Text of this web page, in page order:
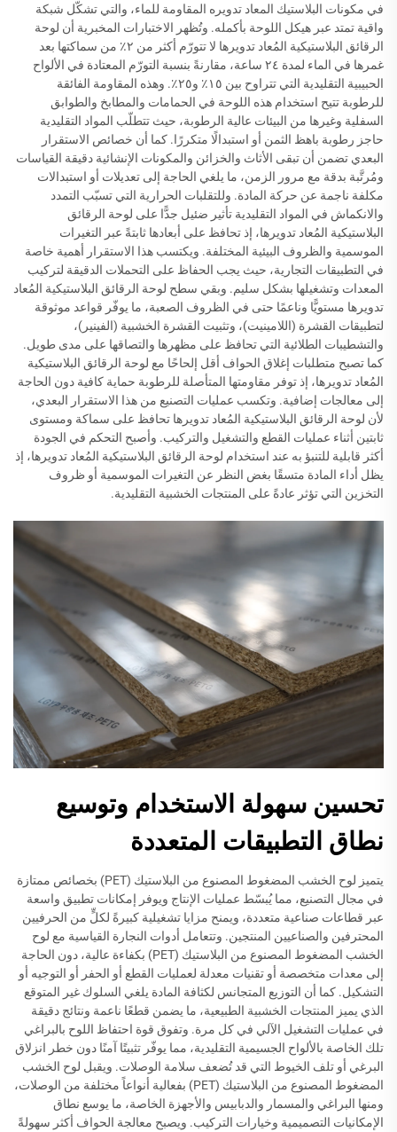
في مكونات البلاستيك المعاد تدويره المقاومة للماء، والتي تشكّل شبكة
واقية تمتد عبر هيكل اللوحة بأكمله. وتُظهر الاختبارات المخبرية أن لوحة
الرقائق البلاستيكية المُعاد تدويرها لا تتورّم أكثر من ٢٪ من سماكتها بعد
غمرها في الماء لمدة ٢٤ ساعة، مقارنةً بنسبة التورّم المعتادة في الألواح
الحبيبية التقليدية التي تتراوح بين ١٥٪ و٢٥٪. وهذه المقاومة الفائقة
للرطوبة تتيح استخدام هذه اللوحة في الحمامات والمطابخ والطوابق
السفلية وغيرها من البيئات عالية الرطوبة، حيث تتطلّب المواد التقليدية
حاجز رطوبة باهظ الثمن أو استبدالًا متكررًا. كما أن خصائص الاستقرار
البعدي تضمن أن تبقى الأثاث والخزائن والمكونات الإنشائية دقيقة القياسات
ومُرتَّبة بدقة مع مرور الزمن، ما يلغي الحاجة إلى تعديلات أو استبدالات
مكلفة ناجمة عن حركة المادة. وللتقلبات الحرارية التي تسبّب التمدد
والانكماش في المواد التقليدية تأثير ضئيل جدًّا على لوحة الرقائق
البلاستيكية المُعاد تدويرها، إذ تحافظ على أبعادها ثابتةً عبر التغيرات
الموسمية والظروف البيئية المختلفة. ويكتسب هذا الاستقرار أهمية خاصة
في التطبيقات التجارية، حيث يجب الحفاظ على التحملات الدقيقة لتركيب
المعدات وتشغيلها بشكل سليم. وبقي سطح لوحة الرقائق البلاستيكية المُعاد
تدويرها مستويًّا وناعمًا حتى في الظروف الصعبة، ما يوفّر قواعد موثوقة
لتطبيقات القشرة (اللامينيت)، وتثبيت القشرة الخشبية (الفينير)،
والتشطيبات الطلائية التي تحافظ على مظهرها والتصاقها على مدى طويل.
كما تصبح متطلبات إغلاق الحواف أقل إلحاحًا مع لوحة الرقائق البلاستيكية
المُعاد تدويرها، إذ توفر مقاومتها المتأصلة للرطوبة حماية كافية دون الحاجة
إلى معالجات إضافية. وتكسب عمليات التصنيع من هذا الاستقرار البعدي،
لأن لوحة الرقائق البلاستيكية المُعاد تدويرها تحافظ على سماكة ومستوى
ثابتين أثناء عمليات القطع والتشغيل والتركيب. وأصبح التحكم في الجودة
أكثر قابلية للتنبؤ به عند استخدام لوحة الرقائق البلاستيكية المُعاد تدويرها، إذ
يظل أداء المادة متسقًا بغض النظر عن التغيرات الموسمية أو ظروف
التخزين التي تؤثر عادةً على المنتجات الخشبية التقليدية.
تحسين سهولة الاستخدام وتوسيع
نطاق التطبيقات المتعددة
يتميز لوح الخشب المضغوط المصنوع من البلاستيك (PET) بخصائص ممتازة
في مجال التصنيع، مما يُبسّط عمليات الإنتاج ويوفر إمكانات تطبيق واسعة
عبر قطاعات صناعية متعددة، ويمنح مزايا تشغيلية كبيرةً لكلٍّ من الحرفيين
المحترفين والصناعيين المنتجين. وتتعامل أدوات النجارة القياسية مع لوح
الخشب المضغوط المصنوع من البلاستيك (PET) بكفاءة عالية، دون الحاجة
إلى معدات متخصصة أو تقنيات معدلة لعمليات القطع أو الحفر أو التوجيه أو
التشكيل. كما أن التوزيع المتجانس لكثافة المادة يلغي السلوك غير المتوقع
الذي يميز المنتجات الخشبية الطبيعية، ما يضمن قطعًا ناعمة ونتائج دقيقة
في عمليات التشغيل الآلي في كل مرة. وتفوق قوة احتفاظ اللوح بالبراغي
تلك الخاصة بالألواح الجسيمية التقليدية، مما يوفّر تثبيتًا آمنًا دون خطر انزلاق
البرغي أو تلف الخيوط التي قد تُضعف سلامة الوصلات. ويقبل لوح الخشب
المضغوط المصنوع من البلاستيك (PET) بفعالية أنواعاً مختلفة من الوصلات،
ومنها البراغي والمسمار والدبابيس والأجهزة الخاصة، ما يوسع نطاق
الإمكانيات التصميمية وخيارات التركيب. ويصبح معالجة الحواف أكثر سهولةً